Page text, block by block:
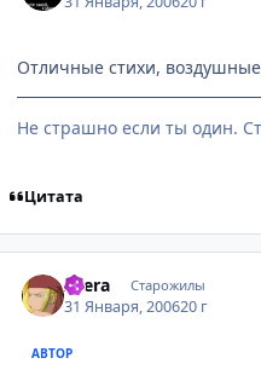
Отличные стихи,
Не страшно если ты один.
Цитата
Atera Старожилы
31 Января, 200620 г
АВТОР